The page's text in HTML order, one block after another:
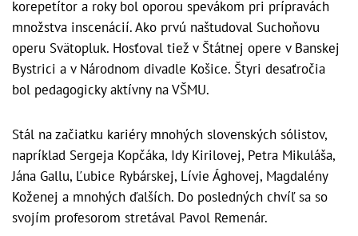
korepetítor a roky bol oporou spevákom pri prípravách
množstva inscenácií. Ako prvú naštudoval Suchoňovu
operu Svätopluk. Hosťoval tiež v Štátnej opere v Banskej
Bystrici a v Národnom divadle Košice. Štyri desaťročia
bol pedagogicky aktívny na VŠMU.
Stál na začiatku kariéry mnohých slovenských sólistov,
napríklad Sergeja Kopčáka, Idy Kirilovej, Petra Mikuláša,
Jána Gallu, Ľubice Rybárskej, Lívie Ághovej, Magdalény
Koženej a mnohých ďalších. Do posledných chvíľ sa so
svojím profesorom stretával Pavol Remenár.